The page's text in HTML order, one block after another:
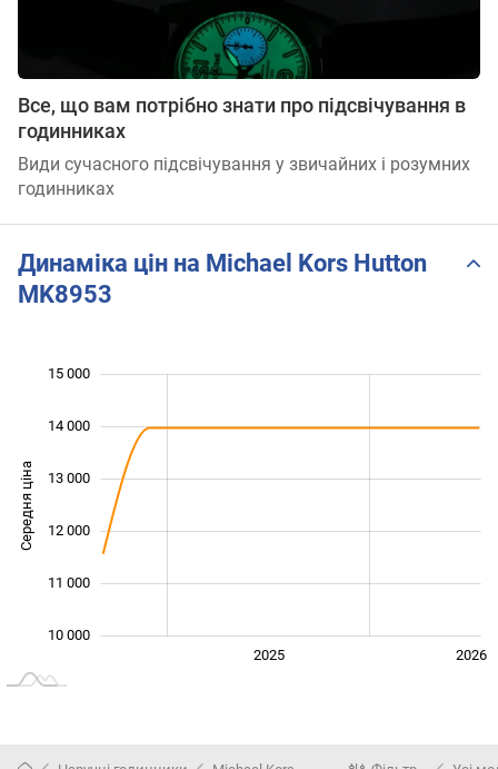
Все, що вам потрібно знати про підсвічування в
годинниках
Види сучасного підсвічування у звичайних і розумних
годинниках
Динаміка цін на Michael Kors Hutton
MK8953
Середня ціна
10 000
11 000
12 000
13 000
14 000
15 000
2025 2026